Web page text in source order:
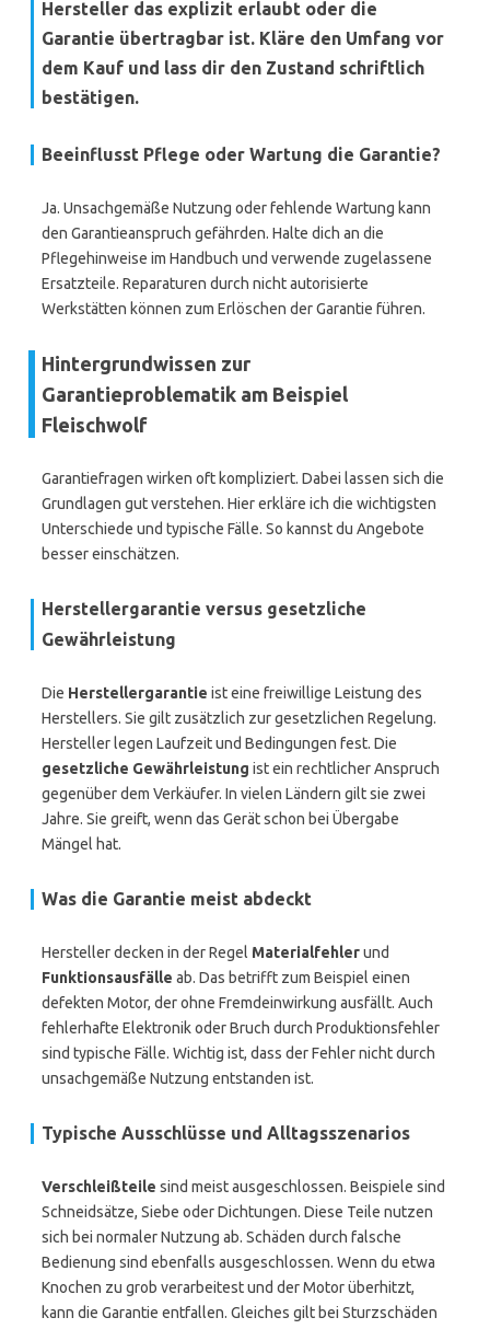
Hersteller das explizit erlaubt oder die
Garantie übertragbar ist. Kläre den Umfang vor
dem Kauf und lass dir den Zustand schriftlich
bestätigen.
Beeinflusst Pflege oder Wartung die Garantie?
Ja. Unsachgemäße Nutzung oder fehlende Wartung kann
den Garantieanspruch gefährden. Halte dich an die
Pflegehinweise im Handbuch und verwende zugelassene
Ersatzteile. Reparaturen durch nicht autorisierte
Werkstätten können zum Erlöschen der Garantie führen.
Hintergrundwissen zur
Garantieproblematik am Beispiel
Fleischwolf
Garantiefragen wirken oft kompliziert. Dabei lassen sich die
Grundlagen gut verstehen. Hier erkläre ich die wichtigsten
Unterschiede und typische Fälle. So kannst du Angebote
besser einschätzen.
Herstellergarantie versus gesetzliche
Gewährleistung
Die Herstellergarantie ist eine freiwillige Leistung des
Herstellers. Sie gilt zusätzlich zur gesetzlichen Regelung.
Hersteller legen Laufzeit und Bedingungen fest. Die
gesetzliche Gewährleistung ist ein rechtlicher Anspruch
gegenüber dem Verkäufer. In vielen Ländern gilt sie zwei
Jahre. Sie greift, wenn das Gerät schon bei Übergabe
Mängel hat.
Was die Garantie meist abdeckt
Hersteller decken in der Regel Materialfehlerund
Funktionsausfälle ab. Das betrifft zum Beispiel einen
defekten Motor, der ohne Fremdeinwirkung ausfällt. Auch
fehlerhafte Elektronik oder Bruch durch Produktionsfehler
sind typische Fälle. Wichtig ist, dass der Fehler nicht durch
unsachgemäße Nutzung entstanden ist.
Typische Ausschlüsse und Alltagsszenarios
Verschleißteile sind meist ausgeschlossen. Beispiele sind
Schneidsätze, Siebe oder Dichtungen. Diese Teile nutzen
sich bei normaler Nutzung ab. Schäden durch falsche
Bedienung sind ebenfalls ausgeschlossen. Wenn du etwa
Knochen zu grob verarbeitest und der Motor überhitzt,
kann die Garantie entfallen. Gleiches gilt bei Sturzschäden